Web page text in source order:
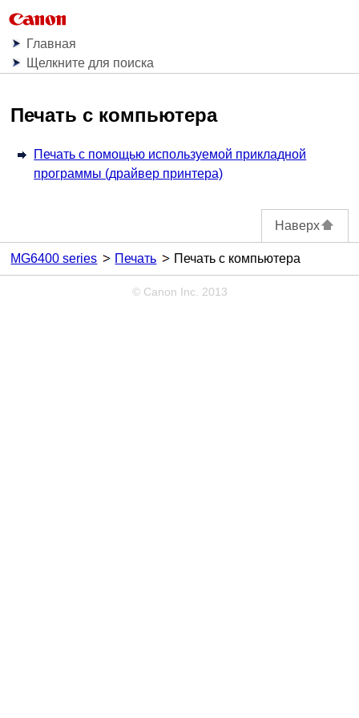
Главная
Щелкните для поиска
Печать с компьютера
Печать с помощью используемой прикладной
программы (драйвер принтера)
Наверх
MG6400 series Печать Печать с компьютера
© Canon Inc. 2013